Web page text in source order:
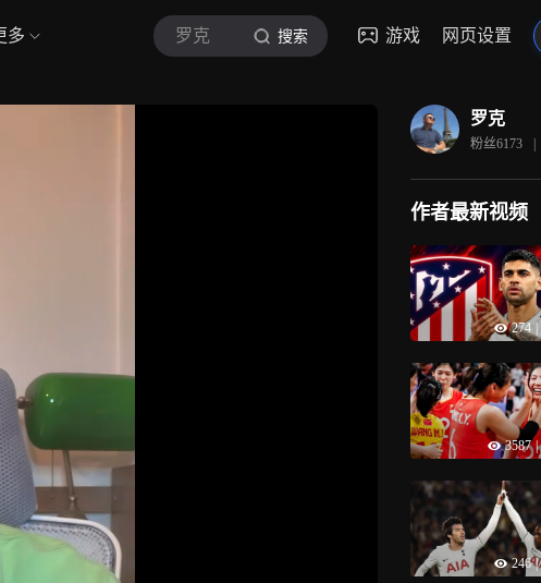
多 罗克 搜索 游戏 网页设置
罗克
粉丝6173 |
作者最新视频
274
3587 |
246 |